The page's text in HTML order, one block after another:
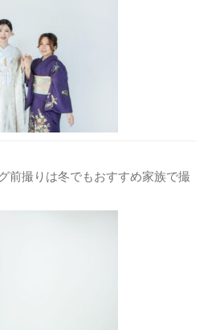
前撮りは冬でもおすすめ家族で撮